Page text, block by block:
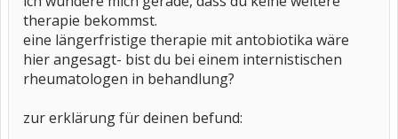
therapie bekommst.
eine längerfristige therapie mit antobiotika wäre
hier angesagt- bist du bei einem internistischen
rheumatologen in behandlung?
zur erklärung für deinen befund: